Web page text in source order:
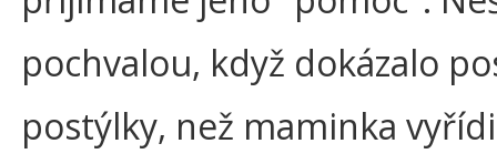
pochvalou, když dokázalo
postýlky, než maminka